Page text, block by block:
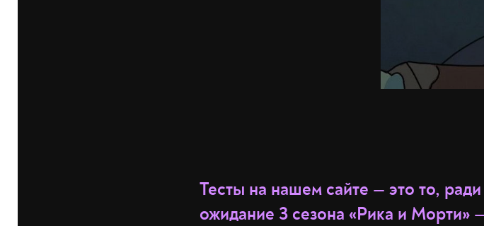
Тесты на нашем сайте — это то, ради
ожидание 3 сезона «Рика и Морти»